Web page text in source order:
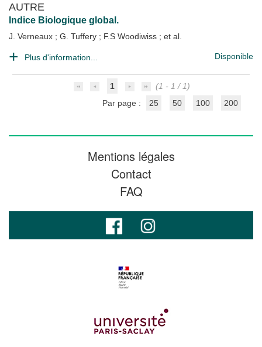
AUTRE
Indice Biologique global.
J. Verneaux ; G. Tuffery ; F.S Woodiwiss ; et al.
Plus d'information... Disponible
1
(1 - 1 / 1)
Par page :
25 50 100 200
Mentions légales
Contact
FAQ